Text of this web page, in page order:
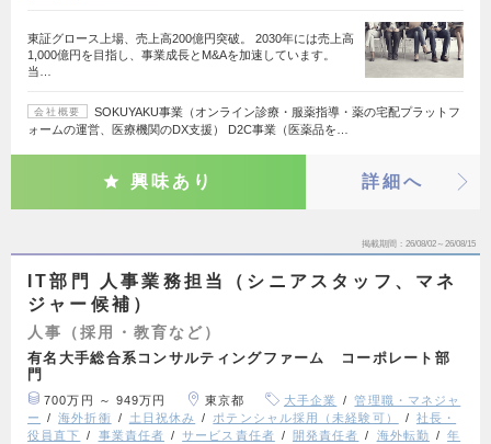
東証グロース上場、売上高200億円突破。 2030年には売上高
1,000億円を目指し、事業成長とM&Aを加速しています。
当…
会社概要
SOKUYAKU事業（オンライン診療・服薬指導・薬の宅配プラットフ
ォームの運営、医療機関のDX支援） D2C事業（医薬品を…
興味あり 詳細へ
掲載期間 26/08/02～26/08/15
IT部門 人事業務担当（シニアスタッフ、マネ
ジャー候補）
人事（採用・教育など）
有名大手総合系コンサルティングファーム コーポレート部
門
700万円 ～ 949万円 東京都 大手企業
管理職・マネジャ
ー
海外折衝 土日祝休み ポテンシャル採用（未経験可）
社長・
役員直下
事業責任者 サービス責任者 開発責任者 海外転勤
年